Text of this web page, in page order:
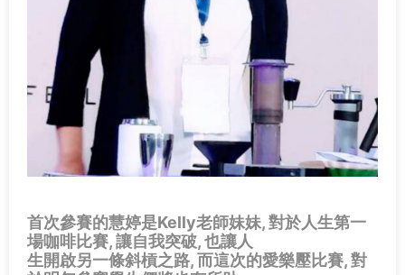
首次參賽的慧婷是Kelly老師妹妹, 對於人生第一
場咖啡比賽, 讓自我突破, 也讓人
生開啟另一條斜槓之路, 而這次的愛樂壓比賽, 對